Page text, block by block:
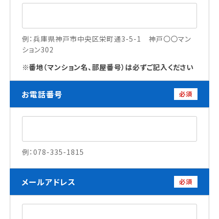
コックコート紹介
訪問者別
高校生の方へ
社会人・大学生・短大生の方へ
卒業生の方へ・
各種証明書の申請について
企業担当者の方へ
ブログ
例：兵庫県神戸市中央区栄町通3-5-1 神戸〇〇マン
ション302
番地（マンション名、部屋番号）は必ずご記入ください
お電話番号 必須
例：078-335-1815
メールアドレス 必須